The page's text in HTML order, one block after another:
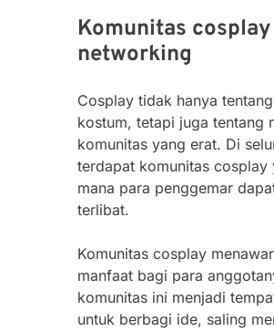
Komunitas
networking
Cosplay tidak hanya
kostum, tetapi juga tentang
komunitas yang erat. Di
terdapat komunitas cosplay
mana para penggemar
terlibat.
Komunitas cosplay
manfaat bagi para
komunitas ini menjadi
untuk berbagi ide, saling